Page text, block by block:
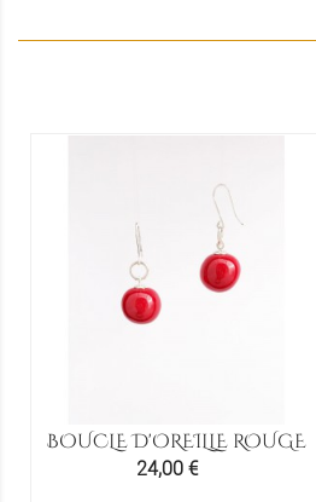
BOUCLE D'OREILLE ROUGE
Prix
24,00 €